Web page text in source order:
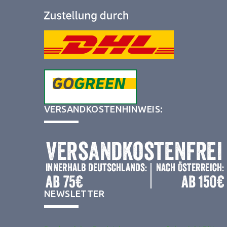
VERSANDKOSTENHINWEIS:
NEWSLETTER